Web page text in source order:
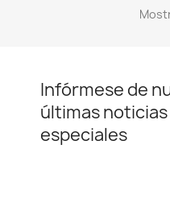
Infórmese de
últimas
especiales